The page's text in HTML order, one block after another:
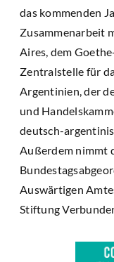
das kommenden
Zusammenarbeit
Aires, dem
Zentralstelle für
Argentinien, der
und
deutsch-
Außerdem nimmt
Auswärtigen
Stiftung